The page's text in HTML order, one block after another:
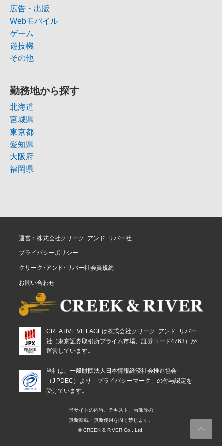
広告・出版
Webモバイル
ゲーム
遊技機
その他
勤務地から探す
北海道
宮城県
東京都
愛知県
大阪府
福岡県
運営：株式会社クリーク･アンド･リバー社
プライバシーポリシー
クリーク･アンド･リバー社会員規約
お問い合わせ
CREATIVE VILLAGEは株式会社クリーク･アンド･リバー
社（東京証券取引所プライム市場、証券コード4763）が
運営しています。
当社は、一般財団法人日本情報経済社会推進協会
（JIPDEC）より「プライバシーマーク」の付与認定を
受けています。
当サイトの内容、テキスト、画像等の
無断転載・無断使用を固く禁じます。
© CREEK & RIVER Co., Ltd.